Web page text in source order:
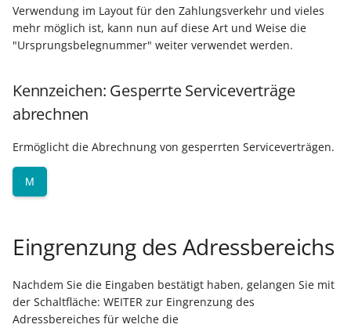
Verwendung im Layout für den Zahlungsverkehr und vieles
mehr möglich ist, kann nun auf diese Art und Weise die
"Ursprungsbelegnummer" weiter verwendet werden.
Kennzeichen: Gesperrte Serviceverträge
abrechnen
Ermöglicht die Abrechnung von gesperrten Serviceverträgen.
M
Eingrenzung des Adressbereichs
Nachdem Sie die Eingaben bestätigt haben, gelangen Sie mit
der Schaltfläche: WEITER zur Eingrenzung des
Adressbereiches für welche die